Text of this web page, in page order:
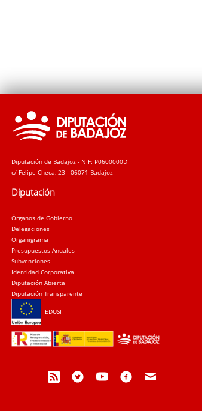
Diputación de Badajoz - NIF: P0600000D
c/ Felipe Checa, 23 - 06071 Badajoz
Diputación
Órganos de Gobierno
Delegaciones
Organigrama
Presupuestos Anuales
Subvenciones
Identidad Corporativa
Diputación Abierta
Diputación Transparente
EDUSI